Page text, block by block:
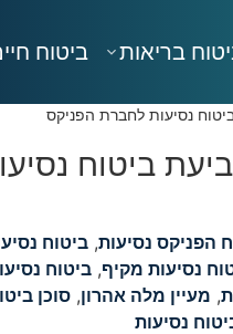
בריאות ביטוח
נסיעות לחברת הפניקס
ביטוח
הפניקס נסיעות, ביטוח
נסיעות מקיף, ביטוח
, מעיין מלה אהרון, סוכן
נסיעות